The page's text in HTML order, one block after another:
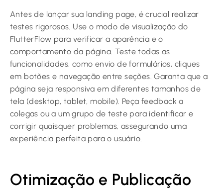
Antes de lançar sua landing page, é crucial realizar
testes rigorosos. Use o modo de visualização do
FlutterFlow para verificar a aparência e o
comportamento da página. Teste todas as
funcionalidades, como envio de formulários, cliques
em botões e navegação entre seções. Garanta que a
página seja responsiva em diferentes tamanhos de
tela (desktop, tablet, mobile). Peça feedback a
colegas ou a um grupo de teste para identificar e
corrigir quaisquer problemas, assegurando uma
experiência perfeita para o usuário.
Otimização e Publicação